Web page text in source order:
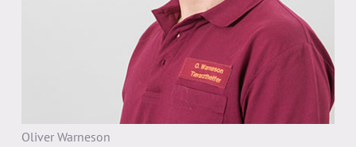
Oliver Warneson